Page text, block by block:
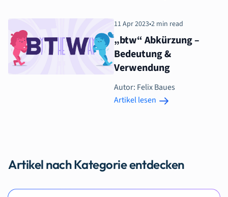
11 Apr 2023•2 min read
„btw“ Abkürzung –
Bedeutung &
Verwendung
Autor: Felix Baues
Artikel lesen
Artikel nach Kategorie entdecken